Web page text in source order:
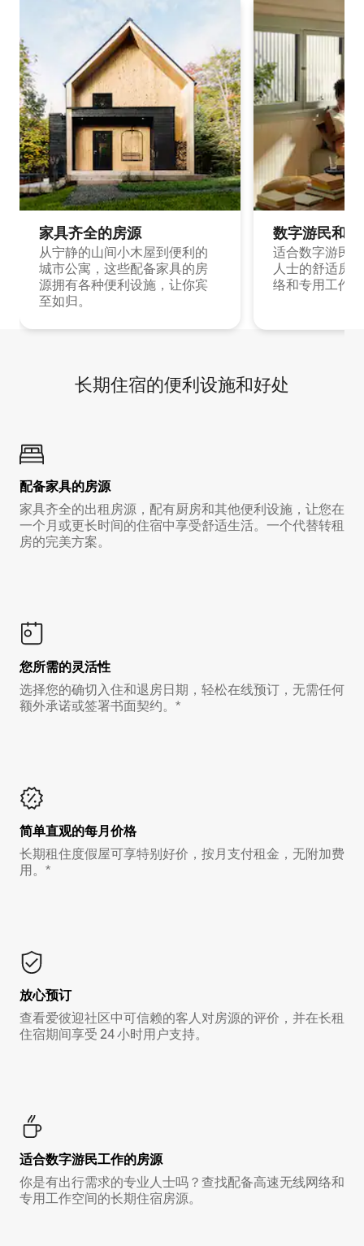
家具齐全的房源
从宁静的山间小木屋到便利的
城市公寓，这些配备家具的房
源拥有各种便利设施，让你宾
至如归。
数字游民和
适合数字游民
人士的舒适房
络和专用工作
长期住宿的便利设施和好处
配备家具的房源
家具齐全的出租房源，配有厨房和其他便利设施，让您在
一个月或更长时间的住宿中享受舒适生活。一个代替转租
房的完美方案。
您所需的灵活性
选择您的确切入住和退房日期，轻松在线预订，无需任何
额外承诺或签署书面契约。*
简单直观的每月价格
长期租住度假屋可享特别好价，按月支付租金，无附加费
用。*
放心预订
查看爱彼迎社区中可信赖的客人对房源的评价，并在长租
住宿期间享受 24 小时用户支持。
适合数字游民工作的房源
你是有出行需求的专业人士吗？查找配备高速无线网络和
专用工作空间的长期住宿房源。